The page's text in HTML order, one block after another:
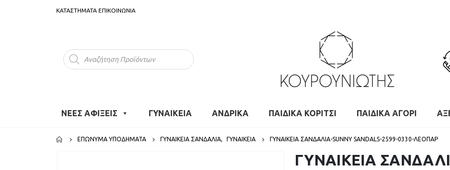
ΚΑΤΑΣΤΗΜΑΤΑ ΕΠΙΚΟΙΝΩΝΙΑ
Products
search
ΝΕΕΣ ΑΦΙΞΕΙΣ ΓΥΝΑΙΚΕΙΑ ΑΝΔΡΙΚΑ ΠΑΙΔΙΚΑ ΚΟΡΙΤΣΙ ΠΑΙΔΙΚΑ ΑΓΟΡΙ
ΕΠΏΝΥΜΑ ΥΠΟΔΉΜΑΤΑ ΓΥΝΑΙΚΕΊΑ ΣΑΝΔΆΛΙΑ, ΓΥΝΑΙΚΕΙΑ ΓΥΝΑΙΚΕΙΑ ΣΑΝΔΑΛΙΑ-SUNNY SANDALS-2599-0330-ΛΕΟΠΑΡ
ΓΥΝΑΙΚΕΙΑ